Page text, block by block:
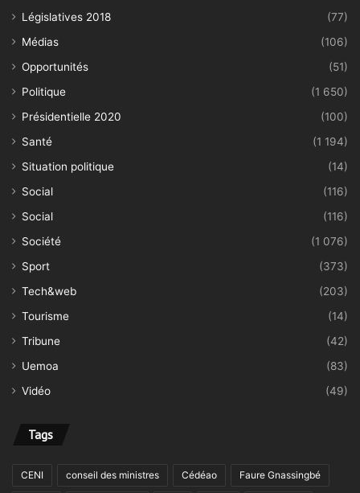
Législatives 2018
(77)
Médias
(106)
Opportunités
(51)
Politique
(1 650)
Présidentielle 2020
(100)
Santé
(1 194)
Situation politique
(14)
Social
(116)
Social
(116)
Société
(1 076)
Sport
(373)
Tech&web
(203)
Tourisme
(14)
Tribune
(42)
Uemoa
(83)
Vidéo
(49)
Tags
CENI conseil des ministres Cédéao Faure Gnassingbé